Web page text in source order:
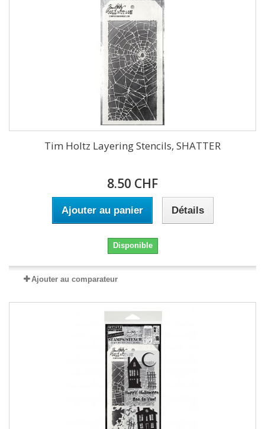
Tim Holtz Layering Stencils, SHATTER
8.50 CHF
Ajouter au panier Détails
Disponible
Ajouter au comparateur